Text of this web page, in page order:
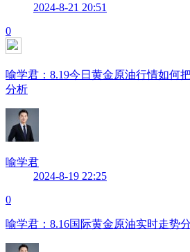
2024-8-21 20:51
0
喻学君：8.19今日黄金原油行情如何
分析
喻学君
2024-8-19 22:25
0
喻学君：8.16国际黄金原油实时走势